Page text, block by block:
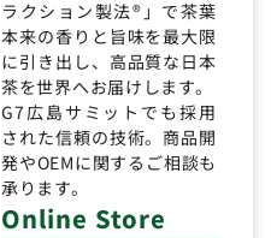
ラクション製法®」で茶葉
本来の香りと旨味を最大限
に引き出し、高品質な日本
茶を世界へお届けします。
G7広島サミットでも採用
された信頼の技術。商品開
発やOEMに関するご相談も
承ります。
Online Store